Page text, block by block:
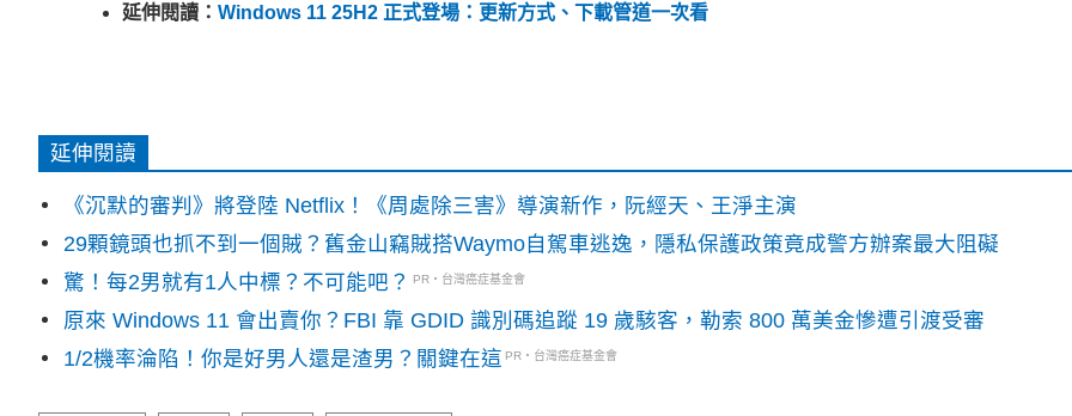
延伸閱讀： Windows 11 25H2 正式登場：更新方式、下載管道一次看
延伸閱讀
《沉默的審判》將登陸 Netflix！《周處除三害》導演新作，阮經天、王淨主演
29顆鏡頭也抓不到一個賊？舊金山竊賊搭Waymo自駕車逃逸，隱私保護政策竟成警方辦案最大阻礙
驚！每2男就有1人中標？不可能吧？
PR・台灣癌症基金會
原來 Windows 11 會出賣你？FBI 靠 GDID 識別碼追蹤 19 歲駭客，勒索 800 萬美金慘遭引渡受審
1/2機率淪陷！你是好男人還是渣男？關鍵在這 PR・台灣癌症基金會